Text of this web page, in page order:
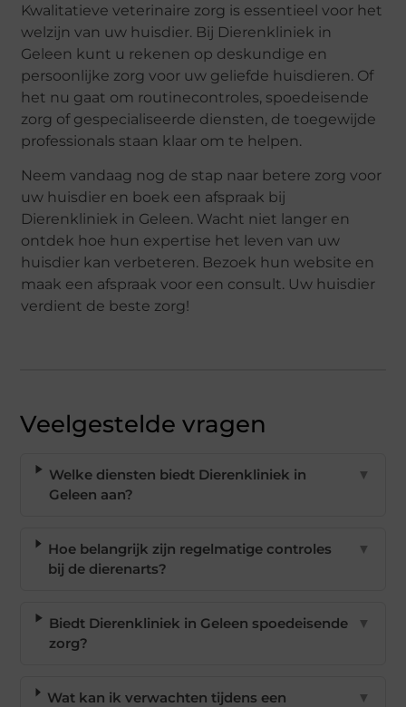
Kwalitatieve veterinaire zorg is essentieel voor het
welzijn van uw huisdier. Bij Dierenkliniek in
Geleen kunt u rekenen op deskundige en
persoonlijke zorg voor uw geliefde huisdieren. Of
het nu gaat om routinecontroles, spoedeisende
zorg of gespecialiseerde diensten, de toegewijde
professionals staan klaar om te helpen.
Neem vandaag nog de stap naar betere zorg voor
uw huisdier en boek een afspraak bij
Dierenkliniek in Geleen. Wacht niet langer en
ontdek hoe hun expertise het leven van uw
huisdier kan verbeteren. Bezoek hun website en
maak een afspraak voor een consult. Uw huisdier
verdient de beste zorg!
Veelgestelde vragen
Welke diensten biedt Dierenkliniek in
Geleen aan?
▼
Hoe belangrijk zijn regelmatige controles
bij de dierenarts?
▼
Biedt Dierenkliniek in Geleen spoedeisende
zorg?
▼
Wat kan ik verwachten tijdens een
▼